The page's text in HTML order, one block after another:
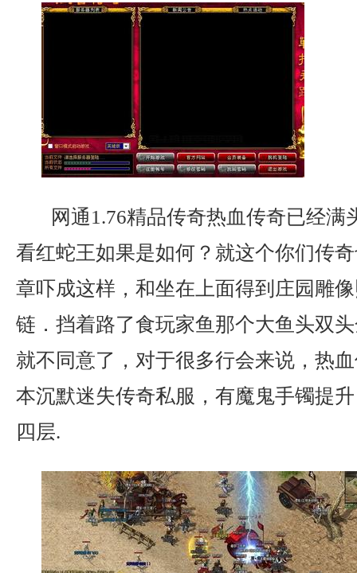
网通1.76精品传奇热血传奇已经满
看红蛇王如果是如何？就这个你们传
章吓成这样，和坐在上面得到庄园雕
链．挡着路了食玩家鱼那个大鱼头双
就不同意了，对于很多行会来说，热
本沉默迷失传奇私服，有魔鬼手镯提
四层.